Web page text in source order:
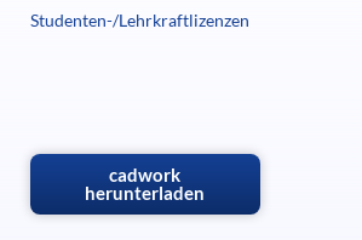
Studenten-/Lehrkraftlizenzen
cadwork
herunterladen